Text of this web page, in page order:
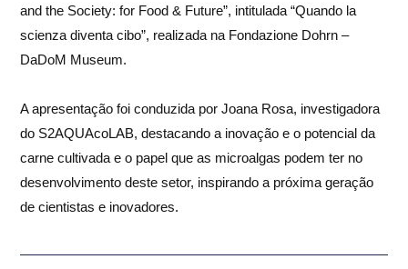
and the Society: for Food & Future”, intitulada “Quando la
scienza diventa cibo”, realizada na Fondazione Dohrn –
DaDoM Museum.
A apresentação foi conduzida por Joana Rosa, investigadora
do S2AQUAcoLAB, destacando a inovação e o potencial da
carne cultivada e o papel que as microalgas podem ter no
desenvolvimento deste setor, inspirando a próxima geração
de cientistas e inovadores.